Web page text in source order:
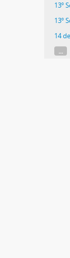
13º
13º
14
...